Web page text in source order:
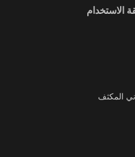
الاستخدام
المكثف